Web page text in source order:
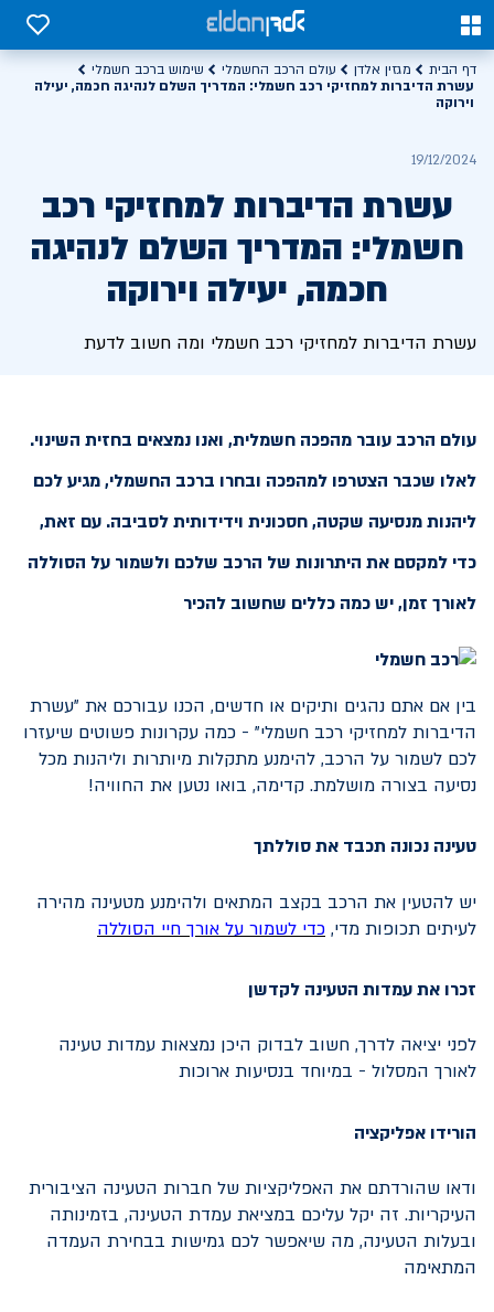
0
0
דף הבית מגזין אלדן עולם הרכב החשמלי
שימוש ברכב חשמלי
עשרת הדיברות למחזיקי רכב חשמלי: המדריך השלם לנהיגה חכמה, יעילה
וירוקה
19/12/2024
עשרת הדיברות למחזיקי רכב
חשמלי: המדריך השלם לנהיגה
חכמה, יעילה וירוקה
עשרת הדיברות למחזיקי רכב חשמלי ומה חשוב לדעת
עולם הרכב עובר מהפכה חשמלית, ואנו נמצאים בחזית השינוי.
לאלו שכבר הצטרפו למהפכה ובחרו ברכב החשמלי, מגיע לכם
ליהנות מנסיעה שקטה, חסכונית וידידותית לסביבה. עם זאת,
כדי למקסם את היתרונות של הרכב שלכם ולשמור על הסוללה
לאורך זמן, יש כמה כללים שחשוב להכיר
בין אם אתם נהגים ותיקים או חדשים, הכנו עבורכם את "עשרת
הדיברות למחזיקי רכב חשמלי" - כמה עקרונות פשוטים שיעזרו
לכם לשמור על הרכב, להימנע מתקלות מיותרות וליהנות מכל
נסיעה בצורה מושלמת. קדימה, בואו נטען את החוויה!
טעינה נכונה תכבד את סוללתך
יש להטעין את הרכב בקצב המתאים ולהימנע מטעינה מהירה
לעיתים תכופות מדי, כדי לשמור על אורך חיי הסוללה
זכרו את עמדות הטעינה לקדשן
לפני יציאה לדרך, חשוב לבדוק היכן נמצאות עמדות טעינה
לאורך המסלול - במיוחד בנסיעות ארוכות
הורידו אפליקציה
ודאו שהורדתם את האפליקציות של חברות הטעינה הציבורית
העיקריות. זה יקל עליכם במציאת עמדת הטעינה, בזמינותה
ובעלות הטעינה, מה שיאפשר לכם גמישות בבחירת העמדה
המתאימה